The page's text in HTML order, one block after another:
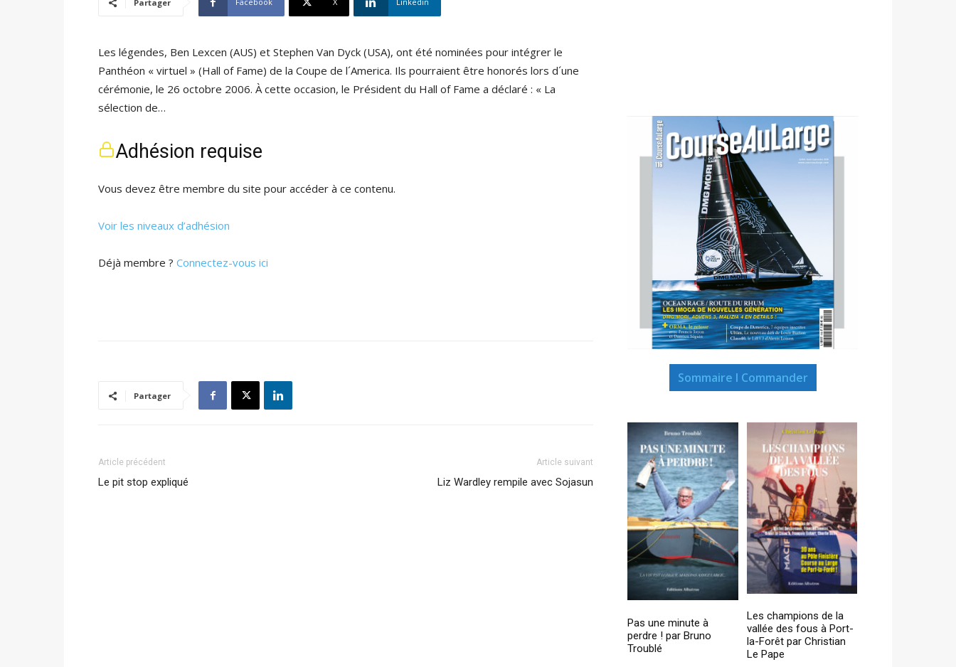
Partager
Les légendes, Ben Lexcen (AUS) et Stephen Van Dyck (USA), ont été nominées pour intégrer le
Panthéon « virtuel » (Hall of Fame) de la Coupe de l´America. Ils pourraient être honorés lors d´une
cérémonie, le 26 octobre 2006. À cette occasion, le Président du Hall of Fame a déclaré : « La
sélection de…
Adhésion requise
Vous devez être membre du site pour accéder à ce contenu.
Voir les niveaux d’adhésion
Déjà membre ? Connectez-vous ici
Partager
Article précédent
Le pit stop expliqué
Article suivant
Liz Wardley rempile avec Sojasun
Sommaire I Commander
Pas une minute à
perdre ! par Bruno
Troublé
Les champions de la
vallée des fous à Port-
la-Forêt par Christian
Le Pape